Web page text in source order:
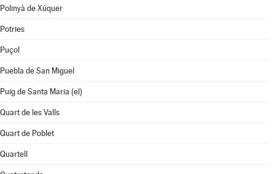
Polinyà de Xúquer
Potries
Puçol
Puebla de San Miguel
Puig de Santa Maria (el)
Quart de les Valls
Quart de Poblet
Quartell